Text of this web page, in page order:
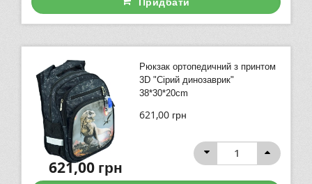
Рюкзак ортопедичний з принтом
3D "Сірий динозаврик"
38*30*20cm
621,00 грн
621,00грн